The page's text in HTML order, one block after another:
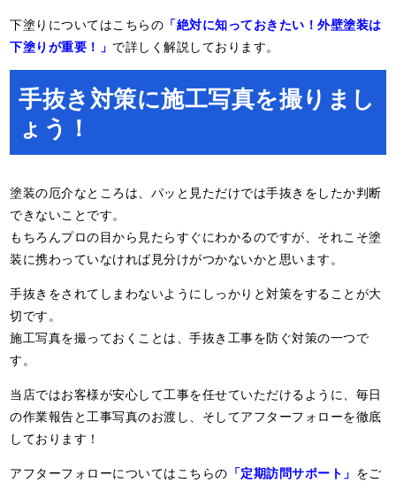
下塗りについてはこちらの 「絶対に知っておきたい！外壁塗装は
下塗りが重要！」 で詳しく解説しております。
手抜き対策に施工写真を撮りまし
ょう！
塗装の厄介なところは、パッと見ただけでは手抜きをしたか判断
できないことです。
もちろんプロの目から見たらすぐにわかるのですが、それこそ塗
装に携わっていなければ見分けがつかないかと思います。
手抜きをされてしまわないようにしっかりと対策をすることが大
切です。
施工写真を撮っておくことは、手抜き工事を防ぐ対策の一つで
す。
当店ではお客様が安心して工事を任せていただけるように、毎日
の作業報告と工事写真のお渡し、そしてアフターフォローを徹底
しております！
アフターフォローについてはこちらの 「定期訪問サポート」 をご